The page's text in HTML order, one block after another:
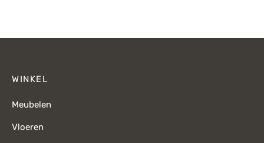
WINKEL
Meubelen
Vloeren